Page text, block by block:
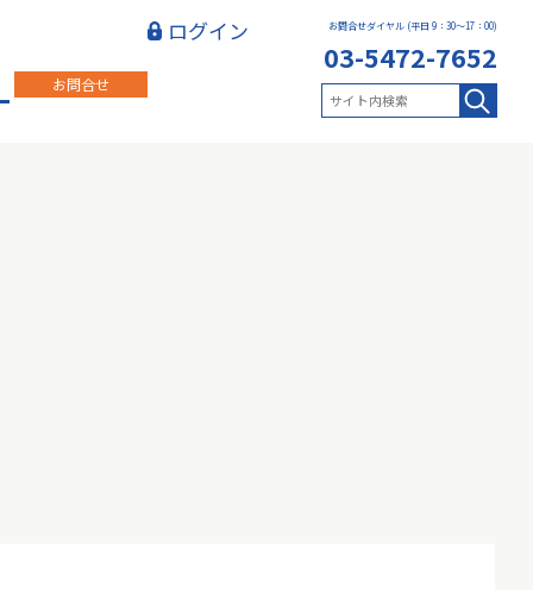
お問合せ
お問合せダイヤル (平日 9：30～17：00)
03-5472-7652
ログイン